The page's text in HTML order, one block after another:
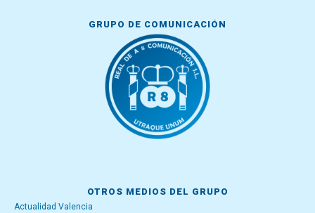
GRUPO DE COMUNICACIÓN
OTROS MEDIOS DEL GRUPO
Actualidad Valencia